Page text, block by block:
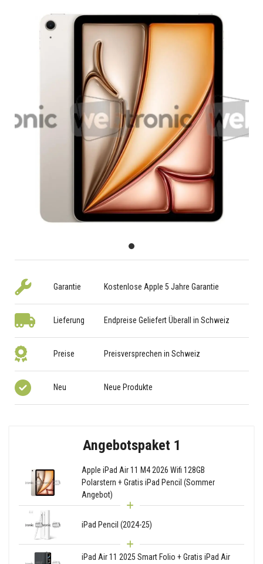
Garantie Kostenlose Apple 5 Jahre Garantie
Lieferung Endpreise Geliefert Überall in Schweiz
Preise Preisversprechen in Schweiz
Neu Neue Produkte
Angebotspaket 1
Apple iPad Air 11 M4 2026 Wifi 128GB
Polarstern + Gratis iPad Pencil (Sommer
Angebot)
iPad Pencil (2024-25)
iPad Air 11 2025 Smart Folio + Gratis iPad Air